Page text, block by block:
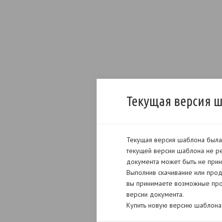
Текущая версия
Текущая версия шаблона
текущей версии шаблона не
документа может быть не
Выполнив скачивание или
вы принимаете возможные
версии документа.
Купить новую версию